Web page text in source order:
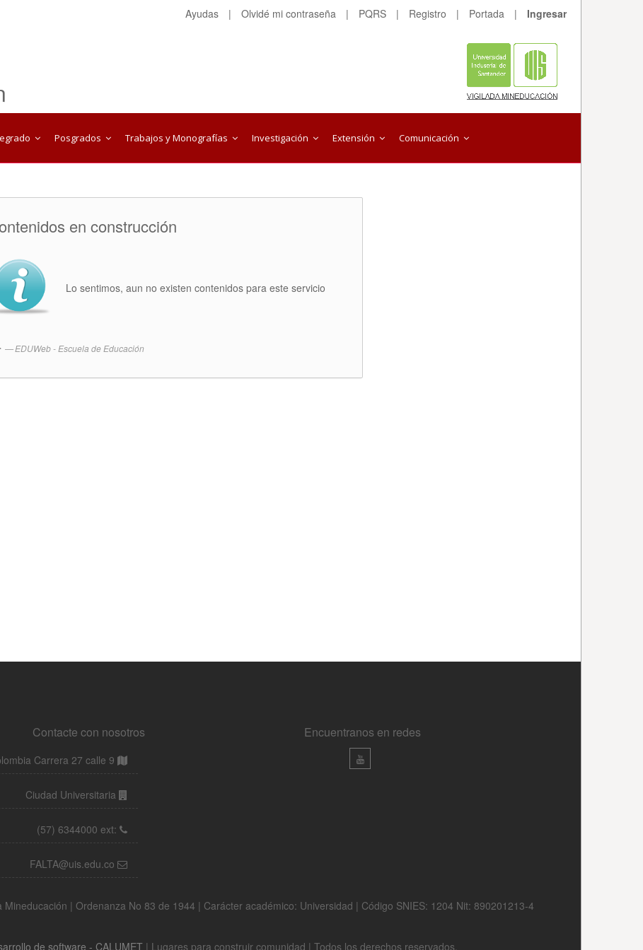
Ayudas | Olvidé mi contraseña | PQRS | Registro | Portada | Ingresar
Posgrados Trabajos y Monografías Investigación Extensión Comunicación
Contacte con nosotros
Carrera 27 calle 9
Ciudad Universitaria
(57) 6344000 ext:
FALTA@uis.edu.co
Encuentranos en redes
| Ordenanza No 83 de 1944 | Carácter académico: Universidad | Código SNIES: 1204 Nit: 890201213-4
de software - CALUMET | Lugares para construir comunidad | Todos los derechos reservados.